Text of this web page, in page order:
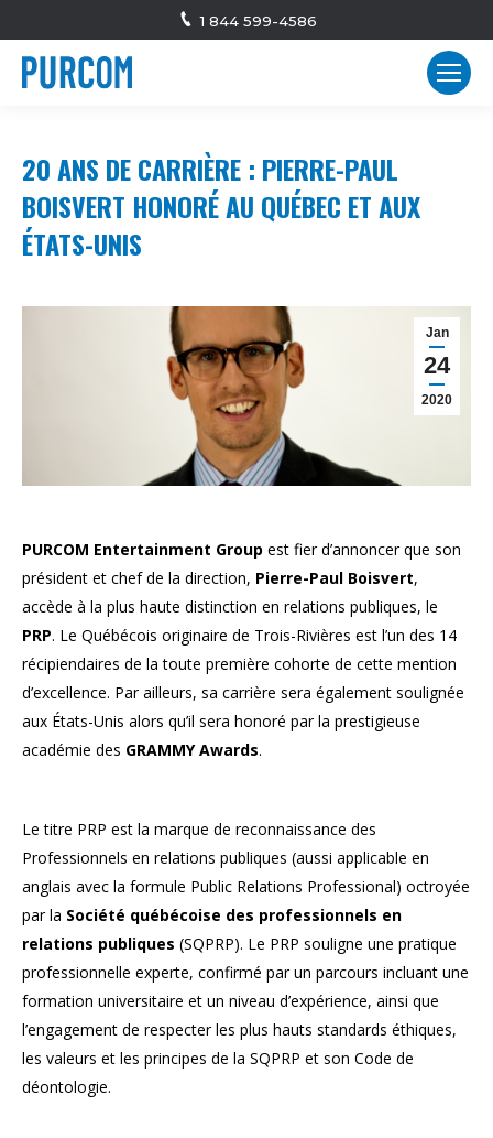
1 844 599-4586
20 ANS DE CARRIÈRE : PIERRE-PAUL
BOISVERT HONORÉ AU QUÉBEC ET AUX
ÉTATS-UNIS
Jan
24
2020
PURCOM Entertainment Group est fier d’annoncer que son
président et chef de la direction, Pierre-Paul Boisvert,
accède à la plus haute distinction en relations publiques, le
PRP. Le Québécois originaire de Trois-Rivières est l’un des 14
récipiendaires de la toute première cohorte de cette mention
d’excellence. Par ailleurs, sa carrière sera également soulignée
aux États-Unis alors qu’il sera honoré par la prestigieuse
académie des GRAMMY Awards.
Le titre PRP est la marque de reconnaissance des
Professionnels en relations publiques (aussi applicable en
anglais avec la formule Public Relations Professional) octroyée
par la Société québécoise des professionnels en
relations publiques (SQPRP). Le PRP souligne une pratique
professionnelle experte, confirmé par un parcours incluant une
formation universitaire et un niveau d’expérience, ainsi que
l’engagement de respecter les plus hauts standards éthiques,
les valeurs et les principes de la SQPRP et son Code de
déontologie.